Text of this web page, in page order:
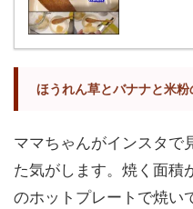
ほうれん草とバナナと米粉
ママちゃんがインスタで
た気がします。焼く面積
のホットプレートで焼い